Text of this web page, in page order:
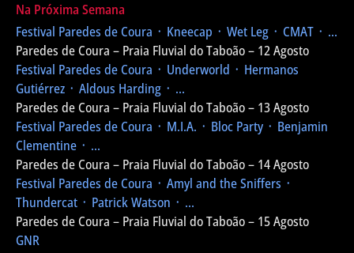
Na Próxima Semana
Festival Paredes de Coura ᛫ Kneecap ᛫ Wet Leg ᛫ CMAT ᛫ ...
Paredes de Coura – Praia Fluvial do Taboão – 12 Agosto
Festival Paredes de Coura ᛫ Underworld ᛫ Hermanos
Gutiérrez ᛫ Aldous Harding ᛫ ...
Paredes de Coura – Praia Fluvial do Taboão – 13 Agosto
Festival Paredes de Coura ᛫ M.I.A. ᛫ Bloc Party ᛫ Benjamin
Clementine ᛫ ...
Paredes de Coura – Praia Fluvial do Taboão – 14 Agosto
Festival Paredes de Coura ᛫ Amyl and the Sniffers ᛫
Thundercat ᛫ Patrick Watson ᛫ ...
Paredes de Coura – Praia Fluvial do Taboão – 15 Agosto
GNR